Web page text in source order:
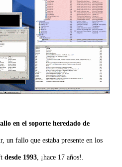
en el soporte heredado de
un fallo que estaba presente en los
desde 1993, ¡hace 17 años!.